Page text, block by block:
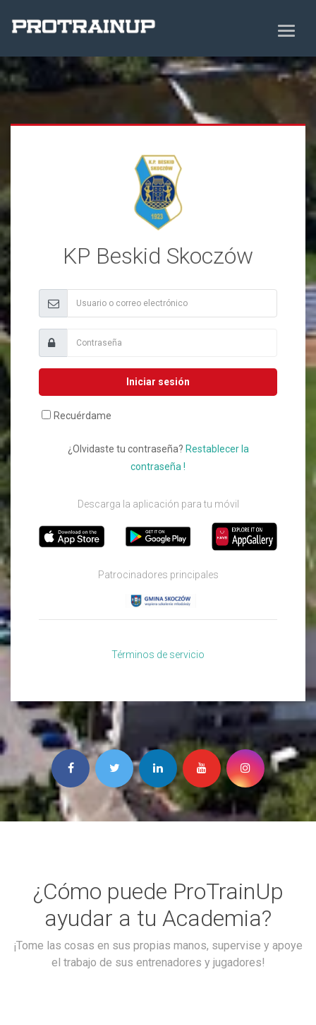
KP Beskid Skoczów
Iniciar sesión
Recuérdame
¿Olvidaste tu contraseña? Restablecer la
contraseña !
Descarga la aplicación para tu móvil
Patrocinadores principales
Términos de servicio
¿Cómo puede ProTrainUp
ayudar a tu Academia?
¡Tome las cosas en sus propias manos, supervise y apoye
el trabajo de sus entrenadores y jugadores!